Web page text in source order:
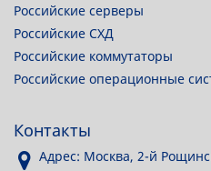
Российские серверы
Российские СХД
Российские коммутаторы
Российские операционные
Контакты
Адрес: Москва, 2-й